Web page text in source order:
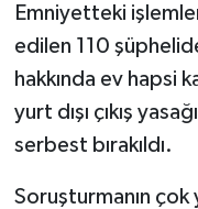
Emniyetteki
edilen 110
hakkında ev hapsi
yurt dışı çıkış
serbest bırakıldı.
Soruşturmanın